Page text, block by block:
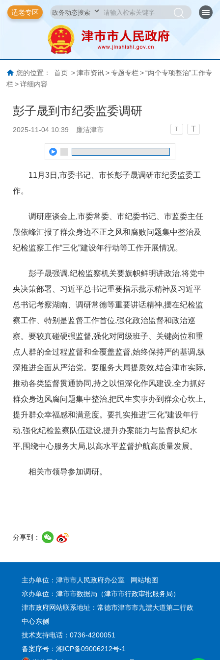
适老专区
您的位置： 首页 > 津市资讯 > 专题专栏 > “两个专项整治”工作专
栏 > 详细内容
彭子晟到市纪委监委调研
2025-11-04 10:39 廉洁津市 T T
11月3日,市委书记、市长彭子晟调研市纪委监委工
作。
调研座谈会上,市委常委、市纪委书记、市监委主任
殷依峰汇报了群众身边不正之风和腐败问题集中整治及
纪检监察工作“三化”建设年行动等工作开展情况。
彭子晟强调,纪检监察机关要旗帜鲜明讲政治,将党中
央决策部署、习近平总书记重要指示批示精神及习近平
总书记考察湖南、调研常德等重要讲话精神,摆在纪检监
察工作、特别是监督工作首位,强化政治监督和政治巡
察。要较真碰硬强监督,强化对同级班子、关键岗位和重
点人群的全过程监督和全覆盖监督,始终保持严的基调,纵
深推进全面从严治党。要服务大局提质效,结合津市实际,
推动各类监督贯通协同,持之以恒深化作风建设,全力抓好
群众身边风腐问题集中整治,把民生实事办到群众心坎上,
提升群众幸福感和满意度。要扎实推进“三化”建设年行
动,强化纪检监察队伍建设,提升办案能力与监督执纪水
平,围绕中心服务大局,以高水平监督护航高质量发展。
相关市领导参加调研。
分享到：
主办单位：津市市人民政府办公室 网站地图
承办单位：津市市数据局（津市市行政审批服务局）
津市政府网站联系地址：常德市津市市九澧大道第二行政
中心东侧
技术支持电话：0736-4200051
备案序号：湘ICP备09006212号-1